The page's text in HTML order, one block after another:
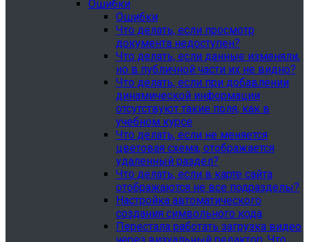
Ошибки
Ошибки
Что делать, если просмотр
документа недоступен?
Что делать, если данные изменяли,
но в публичной части их не видно?
Что делать, если при добавлении
динамической информации
отсутствуют такие поля, как в
учебном курсе
Что делать, если не меняется
цветовая схема, отображается
удаленный раздел?
Что делать, если в карте сайта
отображаются не все подразделы?
Настройка автоматического
создания символьного кода
Перестала работать загрузка видео